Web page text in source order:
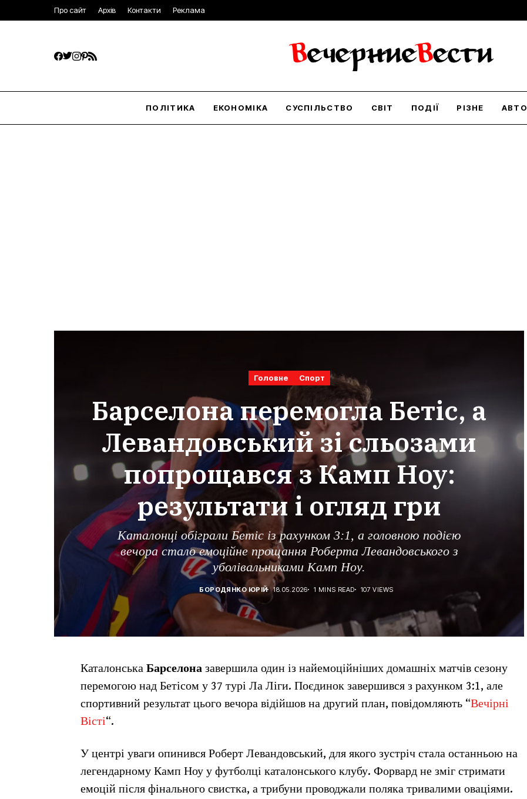
Про сайт Архів Контакти Реклама
ПОЛІТИКА ЕКОНОМІКА СУСПІЛЬСТВО СВІТ ПОДІЇ РІЗНЕ АВТО
Головне Спорт
Барселона перемогла Бетіс, а
Левандовський зі сльозами
попрощався з Камп Ноу:
результати і огляд гри
Каталонці обіграли Бетіс із рахунком 3:1, а головною подією
вечора стало емоційне прощання Роберта Левандовського з
уболівальниками Камп Ноу.
БОРОДЯНКО ЮРІЙ 18.05.2026 1 MINS READ 107 VIEWS
Каталонська Барселона завершила один із найемоційніших домашніх матчів сезону
перемогою над Бетісом у 37 турі Ла Ліги. Поєдинок завершився з рахунком 3:1, але
спортивний результат цього вечора відійшов на другий план, повідомляють “Вечірні
Вісті“.
У центрі уваги опинився Роберт Левандовський, для якого зустріч стала останньою на
легендарному Камп Ноу у футболці каталонського клубу. Форвард не зміг стримати
емоцій після фінального свистка, а трибуни проводжали поляка тривалими оваціями.